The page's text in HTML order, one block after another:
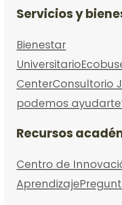
Servicios y
Bienestar
Universitario
CenterConsultorio
podemos
Recursos
Centro de
Aprendizaje